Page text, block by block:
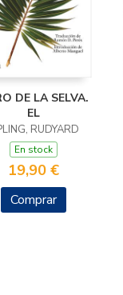
DE LA SELVA.
EL
RUDYARD
En stock
19,90 €
Comprar